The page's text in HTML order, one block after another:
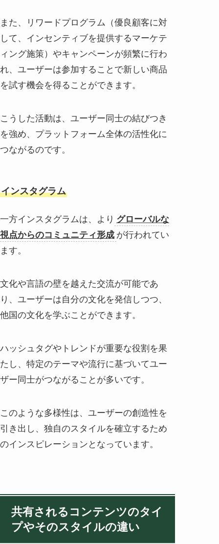
また、リワードプログラム（優良顧客に対
して、インセンティブを提供するマーケテ
ィング施策）やキャンペーンが頻繁に行わ
れ、ユーザーは参加することで新しい商品
を試す機会を得ることができます。
こうした活動は、ユーザー同士の結びつき
を強め、プラットフォーム全体の活性化に
つながるのです。
インスタグラム
一方インスタグラムは、より グローバルな
視点からのコミュニティ形成 が行われてい
ます。
文化や言語の壁を越えた交流が可能であ
り、ユーザーは自分の文化を発信しつつ、
他国の文化を学ぶことができます。
ハッシュタグやトレンドが重要な役割を果
たし、特定のテーマや流行に基づいてユー
ザー同士がつながることが多いです。
このような多様性は、ユーザーの創造性を
引き出し、独自のスタイルを確立するため
のインスピレーションとなっています。
共有されるコンテンツのタイ
プやそのスタイルの違い